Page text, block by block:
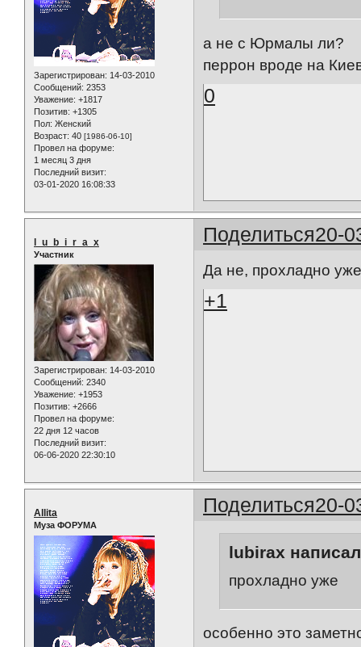
Зарегистрирован: 14-03-2010
Сообщений: 2353
Уважение: +1817
Позитив: +1305
Пол: Женский
Возраст: 40 [1986-06-10]
Провел на форуме:
1 месяц 3 дня
Последний визит:
03-01-2020 16:08:33
а не с Юрмалы ли?
перрон вроде на
0
Поделиться20-
l_u_b_i_r_a_x
Участник
Зарегистрирован: 14-03-2010
Сообщений: 2340
Уважение: +1953
Позитив: +2666
Провел на форуме:
22 дня 12 часов
Последний визит:
06-06-2020 22:30:10
Да не, прохладно
+1
Поделиться20-
Allita
Муза ФОРУМА
lubirax
прохладно уже
особенно это